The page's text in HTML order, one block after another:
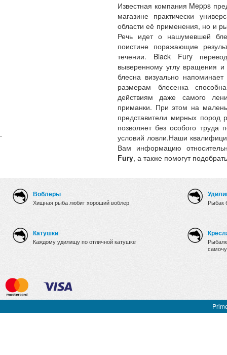
.
Известная компания Mepps
магазине практически
области её применения, но и
Речь идет о нашумевшей
поистине поражающие
течении. Black Fury
выверенному углу вращения
блесна визуально
размерам блесенка
действиям даже самого
приманки. При этом на
представители мирных пород
позволяет без особого труда
условий ловли.Наши
Вам информацию
Fury, а также помогут
Воблеры
Хищная рыба любит хороший воблер
Катушки
Каждому удилищу по отличной катушке
Рыбак